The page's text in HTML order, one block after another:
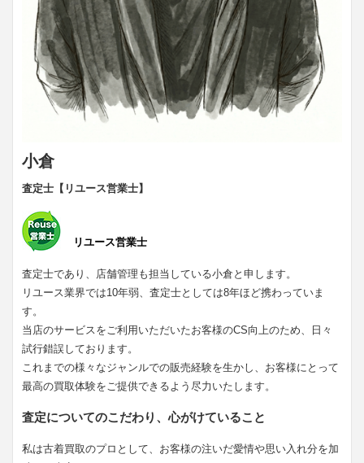
小倉
査定士【リユース営業士】
リユース営業士
査定士であり、店舗管理も担当している小倉と申します。
リユース業界では10年弱、査定士としては8年ほど携わっていま
す。
当店のサービスをご利用いただいたお客様のCS向上のため、日々
試行錯誤しております。
これまでの様々なジャンルでの販売経験を生かし、お客様にとって
最高の買取体験をご提供できるよう尽力いたします。
査定についてのこだわり、心がけていること
私は古着買取のプロとして、お客様の注いだ愛情や思い入れ分を加